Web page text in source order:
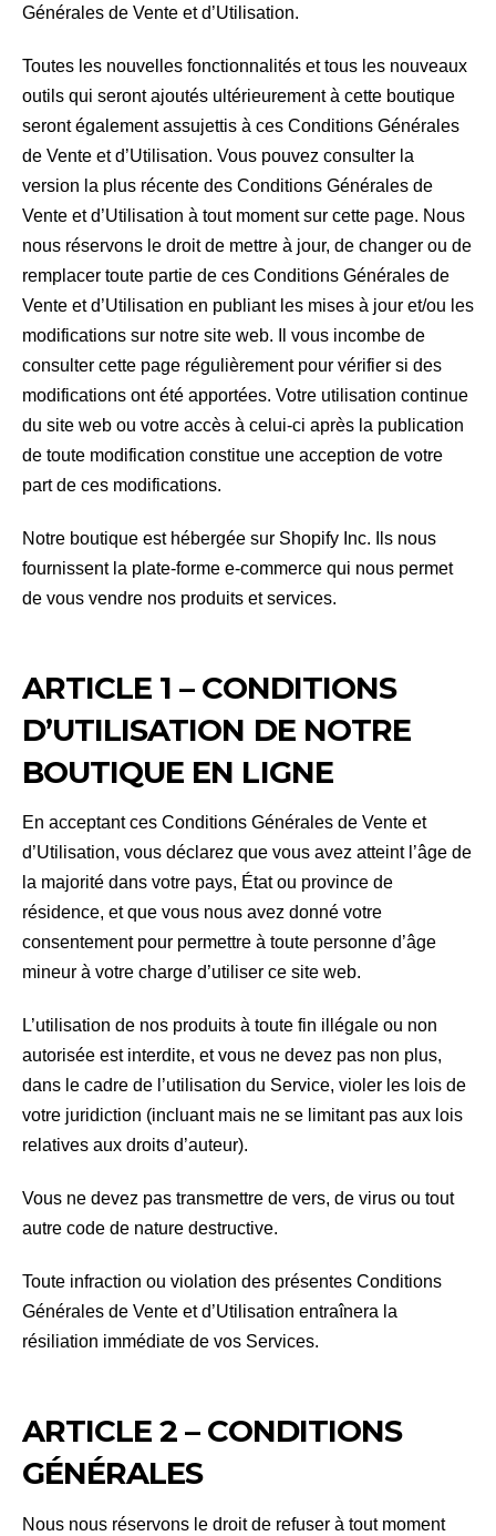
Générales de Vente et d’Utilisation.
Toutes les nouvelles fonctionnalités et tous les nouveaux
outils qui seront ajoutés ultérieurement à cette boutique
seront également assujettis à ces Conditions Générales
de Vente et d’Utilisation. Vous pouvez consulter la
version la plus récente des Conditions Générales de
Vente et d’Utilisation à tout moment sur cette page. Nous
nous réservons le droit de mettre à jour, de changer ou de
remplacer toute partie de ces Conditions Générales de
Vente et d’Utilisation en publiant les mises à jour et/ou les
modifications sur notre site web. Il vous incombe de
consulter cette page régulièrement pour vérifier si des
modifications ont été apportées. Votre utilisation continue
du site web ou votre accès à celui-ci après la publication
de toute modification constitue une acception de votre
part de ces modifications.
Notre boutique est hébergée sur Shopify Inc. Ils nous
fournissent la plate-forme e-commerce qui nous permet
de vous vendre nos produits et services.
ARTICLE 1 – CONDITIONS
D’UTILISATION DE NOTRE
BOUTIQUE EN LIGNE
En acceptant ces Conditions Générales de Vente et
d’Utilisation, vous déclarez que vous avez atteint l’âge de
la majorité dans votre pays, État ou province de
résidence, et que vous nous avez donné votre
consentement pour permettre à toute personne d’âge
mineur à votre charge d’utiliser ce site web.
L’utilisation de nos produits à toute fin illégale ou non
autorisée est interdite, et vous ne devez pas non plus,
dans le cadre de l’utilisation du Service, violer les lois de
votre juridiction (incluant mais ne se limitant pas aux lois
relatives aux droits d’auteur).
Vous ne devez pas transmettre de vers, de virus ou tout
autre code de nature destructive.
Toute infraction ou violation des présentes Conditions
Générales de Vente et d’Utilisation entraînera la
résiliation immédiate de vos Services.
ARTICLE 2 – CONDITIONS
GÉNÉRALES
Nous nous réservons le droit de refuser à tout moment